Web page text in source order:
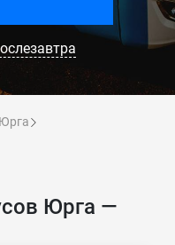
Юрга —